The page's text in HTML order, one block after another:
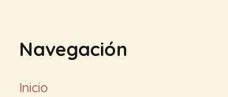
Navegación
Inicio